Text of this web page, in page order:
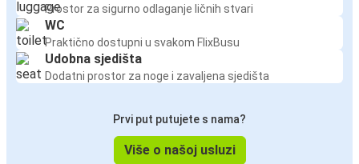
Prostor za sigurno odlaganje ličnih stvari
WC
Praktično dostupni u svakom FlixBusu
Udobna sjedišta
Dodatni prostor za noge i zavaljena sjedišta
Prvi put putujete s nama?
Više o našoj usluzi